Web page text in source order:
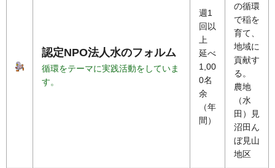
認定NPO法人水のフォルム
循環をテーマに実践活動をしていま
す。
週1
回以
上
延べ
1,00
0名
余
（年
間）
の循環
で稲を
育て、
地域に
貢献す
る。
農地
（水
田）見
沼田ん
ぼ見山
地区